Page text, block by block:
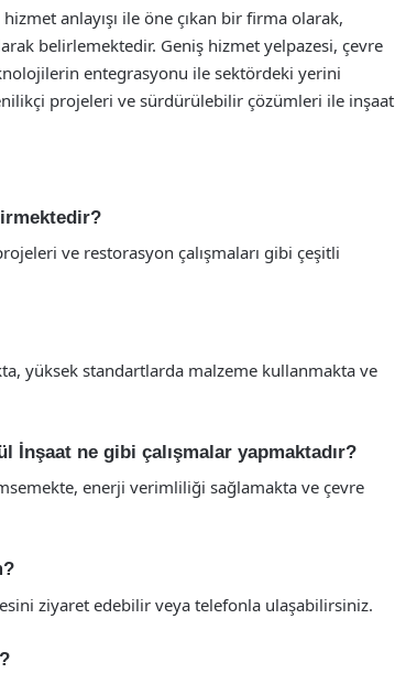
anlayışı ile öne çıkan bir firma olarak,
belirlemektedir. Geniş hizmet yelpazesi, çevre
entegrasyonu ile sektördeki yerini
projeleri ve sürdürülebilir çözümleri ile inşaat
ve restorasyon çalışmaları gibi çeşitli
yüksek standartlarda malzeme kullanmakta ve
İnşaat ne gibi çalışmalar yapmaktadır?
enerji verimliliği sağlamakta ve çevre
ziyaret edebilir veya telefonla ulaşabilirsiniz.